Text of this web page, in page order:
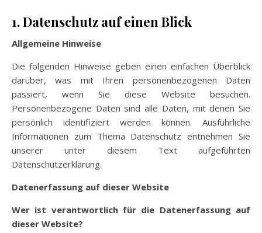
1. Datenschutz auf einen Blick
Allgemeine Hinweise
Die folgenden Hinweise geben einen einfachen Überblick
darüber, was mit Ihren personenbezogenen Daten
passiert, wenn Sie diese Website besuchen.
Personenbezogene Daten sind alle Daten, mit denen Sie
persönlich identifiziert werden können. Ausführliche
Informationen zum Thema Datenschutz entnehmen Sie
unserer unter diesem Text aufgeführten
Datenschutzerklärung.
Datenerfassung auf dieser Website
Wer ist verantwortlich für die Datenerfassung auf
dieser Website?